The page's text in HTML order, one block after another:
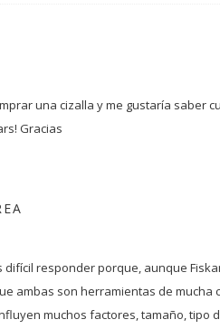
una cizalla y me gustaría saber
Gracias
difícil responder porque, aunque
ambas son herramientas de mucha
muchos factores, tamaño, tipo